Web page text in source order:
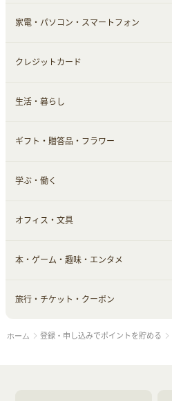
靴・フットウェア
小物・かばん
スーツ・フォーマル
ドリンク
お酒
食材宅配
スキンケア
メイクアップ
ヘアケア
メンズ美容
美容・ダイエット用品
脱毛用品
美容食品
すべて見る
健康食品｜青汁・飲料
健康食品｜乳酸菌・ケフィア
健康食品｜その他
スポーツ・フィットネス
日用品・薬局・からだ
家電・パソコン・スマートフォン
すべて見る
家電・パソコン・ソフトウェア
スマホ・携帯電話・SIM
クレジットカード
すべて見る
クレジットカード
生活・暮らし
すべて見る
車情報・カーシェア・レンタル
お役立ち
生活雑貨・家具インテリア
赤ちゃん・こども・マタニティ
ペット
ギフト・贈答品・フラワー
すべて見る
ギフト・贈答品
フラワー
学ぶ・働く
すべて見る
習い事・学習・学校
オフィス・文具
すべて見る
オフィス・文具
本・ゲーム・趣味・エンタメ
すべて見る
ゲーム・趣味
旅行・チケット・クーポン
すべて見る
ホーム 登録・申し込みでポイントを貯める